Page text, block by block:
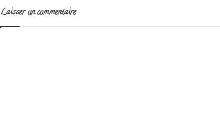
Laisser un commentaire